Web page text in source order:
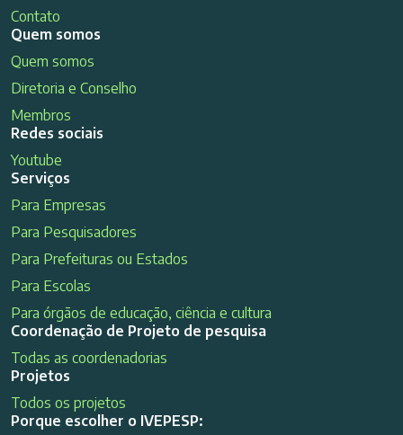
Contato
Quem somos
Quem somos
Diretoria e Conselho
Membros
Redes sociais
Youtube
Serviços
Para Empresas
Para Pesquisadores
Para Prefeituras ou Estados
Para Escolas
Para órgãos de educação, ciência e cultura
Coordenação de Projeto de pesquisa
Todas as coordenadorias
Projetos
Todos os projetos
Porque escolher o IVEPESP: